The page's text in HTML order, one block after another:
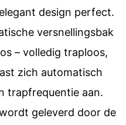
design perfect.
versnellingsbak
– volledig traploos,
zich automatisch
trapfrequentie aan.
geleverd door de